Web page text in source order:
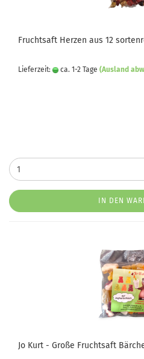
Fruchtsaft Herzen aus 12
Lieferzeit: ca. 1-2 Tage (Ausland
IN DEN
Jo Kurt - Große Fruchtsaft